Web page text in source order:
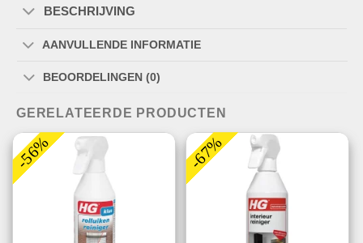
BESCHRIJVING
AANVULLENDE INFORMATIE
BEOORDELINGEN (0)
GERELATEERDE PRODUCTEN
-56% -67%